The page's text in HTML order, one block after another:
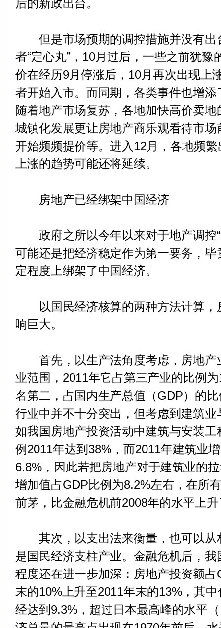
后的新政出台。
但是市场预期的调控措施并没有出
者“定心丸”，10月过后，一些之前犹豫
价在经历9月停涨后，10月再次出现上
者开始入市。而同期，各类事件也增
随着地产市场复苏，各地加快高价卖
城镇化发展更让房地产商乐观看待市
开始频频提价等。进入12月，各地频
上涨的趋势可能还将延续。
房地产已经绑架中国经济
政府之所以今年以来对于地产调控“
可能还是把经济稳定作为第一要务，
定程度上绑架了中国经济。
以国民经济核算的两种方法计算，
响巨大。
首先，以生产法角度考虑，房地产
业范围，2011年它占第三产业的比例
名第二，占国内生产总值（GDP）的
行业中并不十分突出，但考虑到建筑
如我国房地产投资活动中建筑与安装
例2011年达到38%，而2011年建筑业
6.8%，因此若把房地产对于建筑业的
增加值占GDP比例为8.2%左右，在所
前茅，比金融危机前2008年的水平上
其次，以支出法来衡量，也可以从
是国民经济支柱产业。金融危机后，
程度还在进一步加深：房地产投资额
末的10%上升至2011年末的13%，其
经达到9.3%，超过日本最高峰的水平